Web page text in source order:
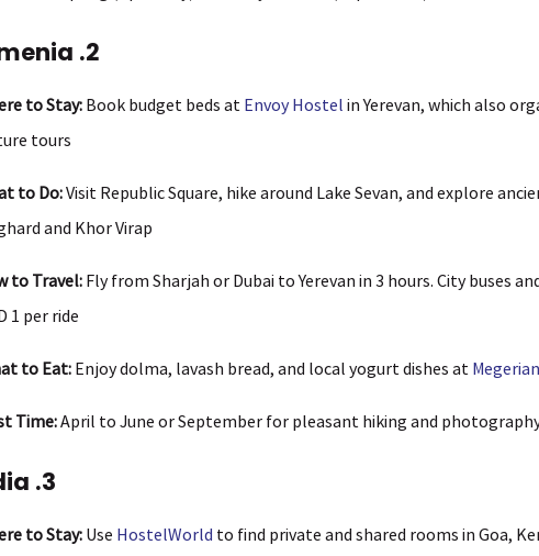
2. Armenia
to Stay:Book budget beds at Envoy Hostel in Yerevan, which also
tours.
to Do:Visit Republic Square, hike around Lake Sevan, and explore
and Khor Virap.
to Travel:Fly from Sharjah or Dubai to Yerevan in 3 hours. City buses
1 per ride.
to Eat: Enjoy dolma, lavash bread, and local yogurt dishes at
Time:April to June or September for pleasant hiking and
3. India
to Stay:Use HostelWorld to find private and shared rooms in Goa,